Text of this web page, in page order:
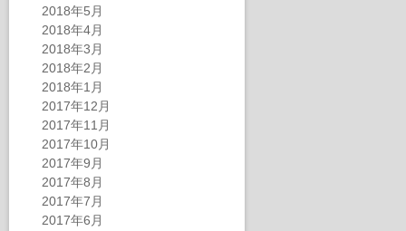
2018年5月
2018年4月
2018年3月
2018年2月
2018年1月
2017年12月
2017年11月
2017年10月
2017年9月
2017年8月
2017年7月
2017年6月